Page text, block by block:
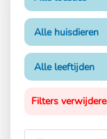
Filters